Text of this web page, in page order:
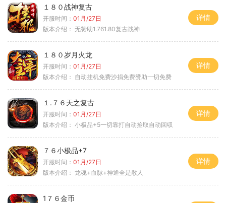
１８０战神复古
开服时间： 01月/27日
版本介绍： 无赞助1.761.80复古战神
详情
１８０岁月火龙
开服时间： 01月/27日
版本介绍： 自动挂机免费沙捐免费赞助一切免费
详情
１.７６天之复古
开服时间： 01月/27日
版本介绍： 小极品+5一切靠打自动捡取自动回収
详情
７６小极品+7
开服时间： 01月/27日
版本介绍： 龙魂+血脉+神通全是散人
详情
1７６金币